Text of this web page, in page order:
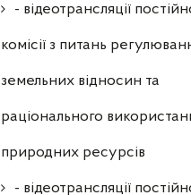
- відеотрансляції
комісії з питань
земельних відносин та
раціонального
природних ресурсів
- відеотрансляції